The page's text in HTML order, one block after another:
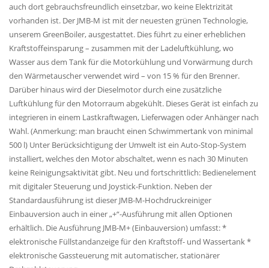
auch dort gebrauchsfreundlich einsetzbar, wo keine Elektrizität
vorhanden ist. Der JMB-M ist mit der neuesten grünen Technologie,
unserem GreenBoiler, ausgestattet. Dies führt zu einer erheblichen
Kraftstoffeinsparung – zusammen mit der Ladeluftkühlung, wo
Wasser aus dem Tank für die Motorkühlung und Vorwärmung durch
den Wärmetauscher verwendet wird – von 15 % für den Brenner.
Darüber hinaus wird der Dieselmotor durch eine zusätzliche
Luftkühlung für den Motorraum abgekühlt. Dieses Gerät ist einfach zu
integrieren in einem Lastkraftwagen, Lieferwagen oder Anhänger nach
Wahl. (Anmerkung: man braucht einen Schwimmertank von minimal
500 l) Unter Berücksichtigung der Umwelt ist ein Auto-Stop-System
installiert, welches den Motor abschaltet, wenn es nach 30 Minuten
keine Reinigungsaktivität gibt. Neu und fortschrittlich: Bedienelement
mit digitaler Steuerung und Joystick-Funktion. Neben der
Standardausführung ist dieser JMB-M-Hochdruckreiniger
Einbauversion auch in einer „+“-Ausführung mit allen Optionen
erhältlich. Die Ausführung JMB-M+ (Einbauversion) umfasst: *
elektronische Füllstandanzeige für den Kraftstoff- und Wassertank *
elektronische Gassteuerung mit automatischer, stationärer